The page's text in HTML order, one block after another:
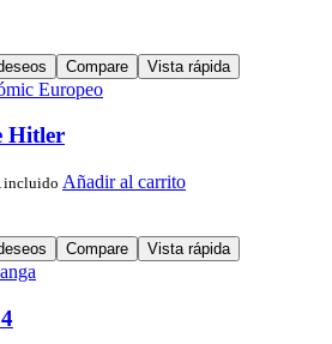
Compare Vista rápida
Europeo
Hitler
incluido Añadir al carrito
Compare Vista rápida